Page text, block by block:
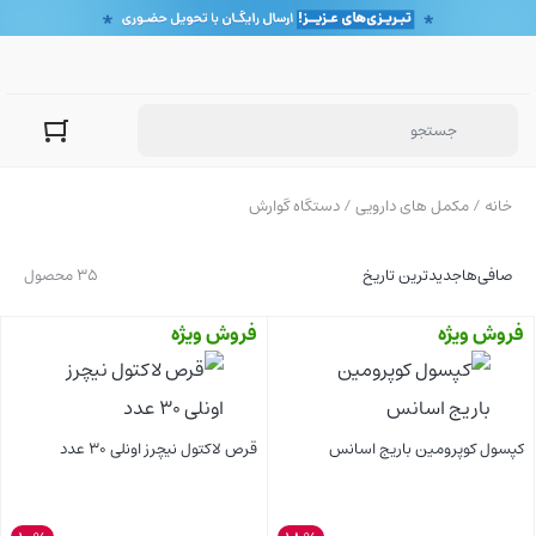
خانه /مکمل های دارویی/ دستگاه گوارش
35 محصول صافی‌هاجدیدترین تاریخ
فروش ویژه
کپسول کوپرومین باریج اسانس
فروش ویژه
قرص لاکتول نیچرز اونلی 30 عدد